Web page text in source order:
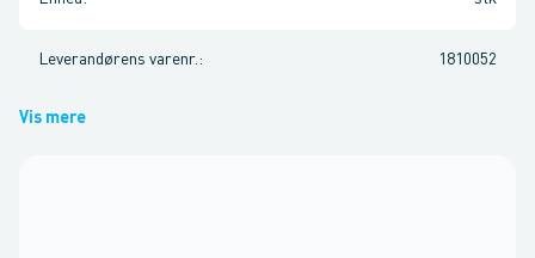
Leverandørens varenr. : 1810052
Vis mere